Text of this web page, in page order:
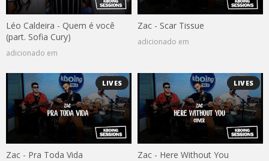
Léo Caldeira - Quem é você
(part. Sofia Cury)
adicionado em
Zac - Scar Tissue
adicionado em
LIVES
Zac - Pra Toda Vida
LIVES
Zac - Here Without You